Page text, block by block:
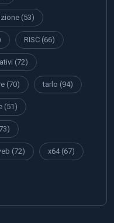
(53)
RISC (66)
(72)
(70) tarlo (94)
(51)
(72) x64(67)